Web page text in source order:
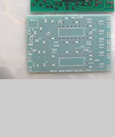
GraphicEQプリント基板
¥1,100